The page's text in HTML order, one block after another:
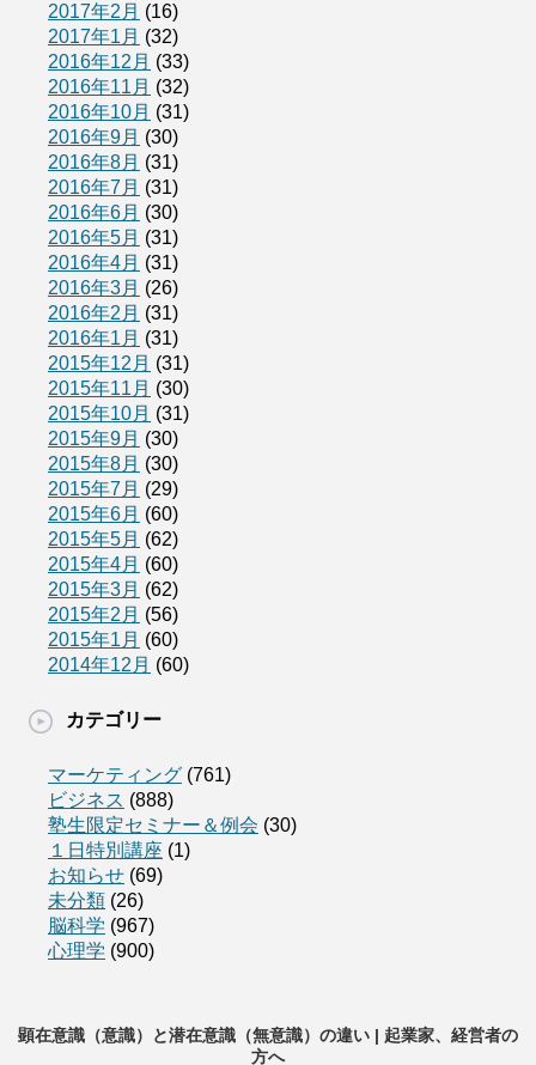
2017年2月 (16)
2017年1月 (32)
2016年12月 (33)
2016年11月 (32)
2016年10月 (31)
2016年9月 (30)
2016年8月 (31)
2016年7月 (31)
2016年6月 (30)
2016年5月 (31)
2016年4月 (31)
2016年3月 (26)
2016年2月 (31)
2016年1月 (31)
2015年12月 (31)
2015年11月 (30)
2015年10月 (31)
2015年9月 (30)
2015年8月 (30)
2015年7月 (29)
2015年6月 (60)
2015年5月 (62)
2015年4月 (60)
2015年3月 (62)
2015年2月 (56)
2015年1月 (60)
2014年12月 (60)
カテゴリー
マーケティング (761)
ビジネス (888)
塾生限定セミナー＆例会 (30)
１日特別講座 (1)
お知らせ (69)
未分類 (26)
脳科学 (967)
心理学 (900)
顕在意識（意識）と潜在意識（無意識）の違い | 起業家、経営者の
方へ